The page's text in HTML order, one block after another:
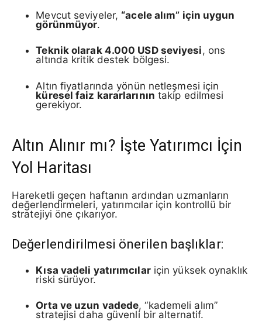
Mevcut seviyeler, “acele alım” için uygun
görünmüyor.
Teknik olarak 4.000 USD seviyesi, ons
altında kritik destek bölgesi.
Altın fiyatlarında yönün netleşmesi için
küresel faiz kararlarının takip edilmesi
gerekiyor.
Altın Alınır mı? İşte Yatırımcı İçin
Yol Haritası
Hareketli geçen haftanın ardından uzmanların
değerlendirmeleri, yatırımcılar için kontrollü bir
stratejiyi öne çıkarıyor.
Değerlendirilmesi önerilen başlıklar:
Kısa vadeli yatırımcılariçin yüksek oynaklık
riski sürüyor.
Orta ve uzun vadede, “kademeli alım”
stratejisi daha güvenli bir alternatif.